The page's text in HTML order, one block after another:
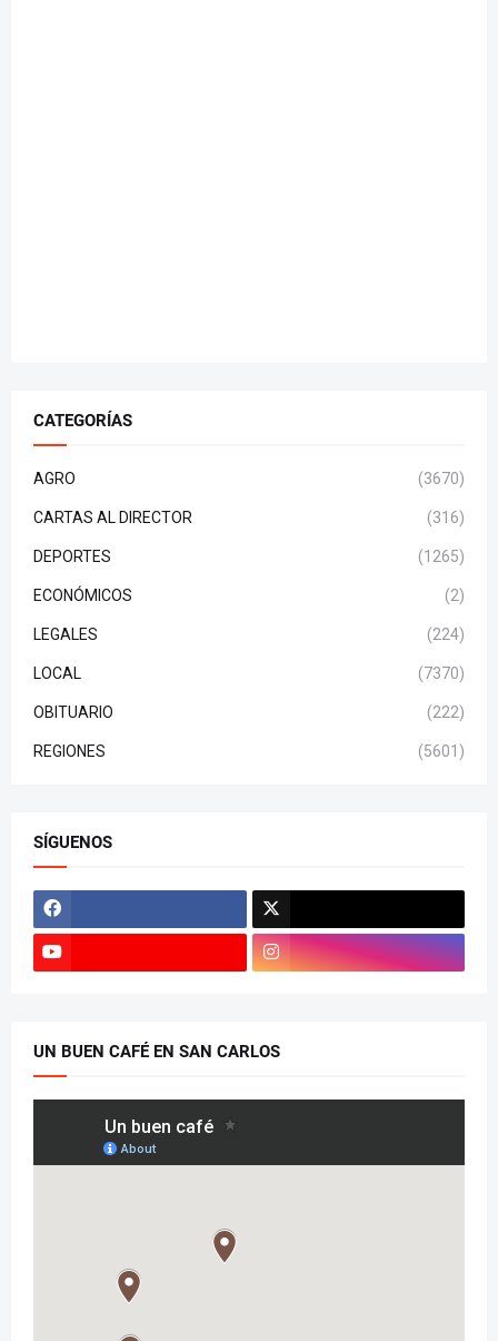
CATEGORÍAS
AGRO (3670)
CARTAS AL DIRECTOR (316)
DEPORTES (1265)
ECONÓMICOS (2)
LEGALES (224)
LOCAL (7370)
OBITUARIO (222)
REGIONES (5601)
SÍGUENOS
UN BUEN CAFÉ EN SAN CARLOS